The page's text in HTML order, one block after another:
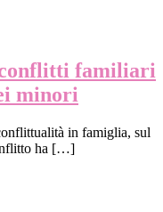
familiari
minori
in famiglia, sul
ha […]